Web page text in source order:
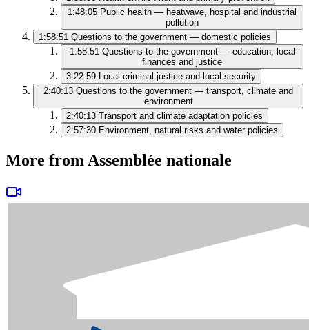
1:48:05 Public health — heatwave, hospital and industrial
pollution
1:58:51 Questions to the government — domestic policies
1:58:51 Questions to the government — education, local
finances and justice
3:22:59 Local criminal justice and local security
2:40:13 Questions to the government — transport, climate and
environment
2:40:13 Transport and climate adaptation policies
2:57:30 Environment, natural risks and water policies
More from Assemblée nationale